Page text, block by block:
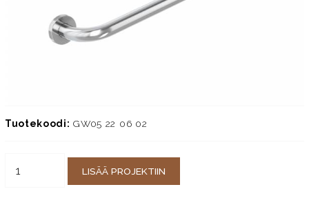
Tuotekoodi: GW05 22 06 02
LISÄÄ PROJEKTIIN